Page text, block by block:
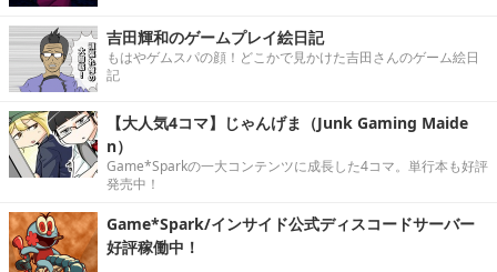
吉田輝和のゲームプレイ絵日記
もはやゲムスパの顔！どこかで見かけた吉田さんのゲーム絵日
記
【大人気4コマ】じゃんげま（Junk Gaming Maide
n）
Game*Sparkの一大コンテンツに成長した4コマ。単行本も好評
発売中！
Game*Spark/インサイド公式ディスコードサーバー
好評稼働中！